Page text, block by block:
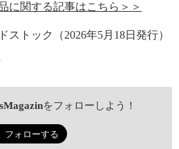
に関する記事はこちら＞＞
ストック（2026年5月18日発行）
をフォローしよう！